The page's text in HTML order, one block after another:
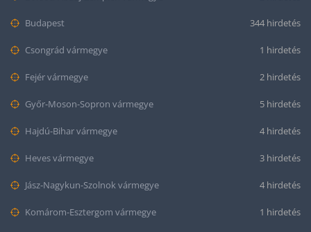
Budapest 344 hirdetés
Csongrád vármegye 1 hirdetés
Fejér vármegye 2 hirdetés
Győr-Moson-Sopron vármegye 5 hirdetés
Hajdú-Bihar vármegye 4 hirdetés
Heves vármegye 3 hirdetés
Jász-Nagykun-Szolnok vármegye 4 hirdetés
Komárom-Esztergom vármegye 1 hirdetés